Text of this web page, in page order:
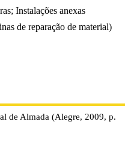
Instalações anexas
de reparação de material)
de Almada (Alegre, 2009, p.